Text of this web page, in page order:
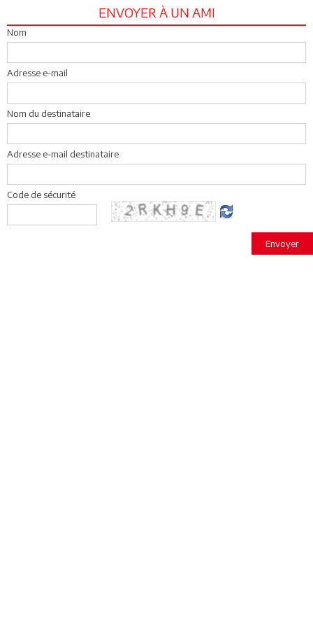
ENVOYER À UN AMI
Nom
Adresse e-mail
Nom du destinataire
Adresse e-mail destinataire
Code de sécurité
Envoyer